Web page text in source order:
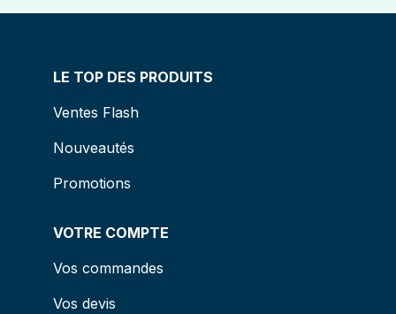
LE TOP DES PRODUITS
Ventes Flash
Nouveautés
Promotions
VOTRE COMPTE
Vos commandes
Vos devis